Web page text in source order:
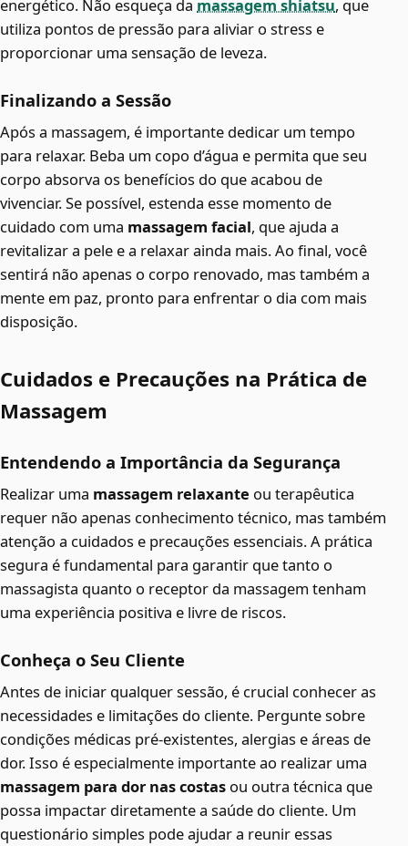
energético. Não esqueça da massagem shiatsu, que
utiliza pontos de pressão para aliviar o stress e
proporcionar uma sensação de leveza.
Finalizando a Sessão
Após a massagem, é importante dedicar um tempo
para relaxar. Beba um copo d’água e permita que seu
corpo absorva os benefícios do que acabou de
vivenciar. Se possível, estenda esse momento de
cuidado com uma massagem facial, que ajuda a
revitalizar a pele e a relaxar ainda mais. Ao final, você
sentirá não apenas o corpo renovado, mas também a
mente em paz, pronto para enfrentar o dia com mais
disposição.
Cuidados e Precauções na Prática de
Massagem
Entendendo a Importância da Segurança
Realizar uma massagem relaxante ou terapêutica
requer não apenas conhecimento técnico, mas também
atenção a cuidados e precauções essenciais. A prática
segura é fundamental para garantir que tanto o
massagista quanto o receptor da massagem tenham
uma experiência positiva e livre de riscos.
Conheça o Seu Cliente
Antes de iniciar qualquer sessão, é crucial conhecer as
necessidades e limitações do cliente. Pergunte sobre
condições médicas pré-existentes, alergias e áreas de
dor. Isso é especialmente importante ao realizar uma
massagem para dor nas costas ou outra técnica que
possa impactar diretamente a saúde do cliente. Um
questionário simples pode ajudar a reunir essas